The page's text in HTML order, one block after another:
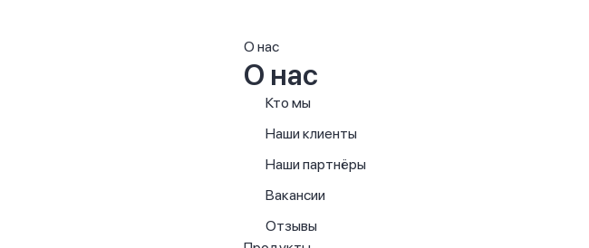
О нас
О нас
Кто мы
Наши клиенты
Наши партнёры
Вакансии
Отзывы